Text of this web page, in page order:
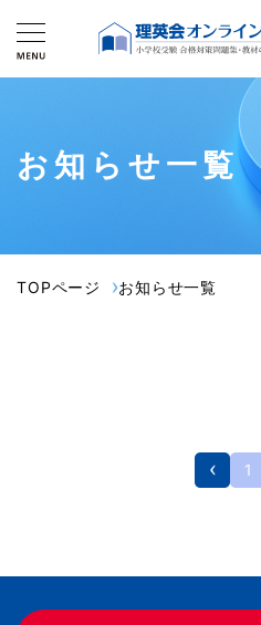
お知らせ一覧
TOPページ お知らせ一覧
1